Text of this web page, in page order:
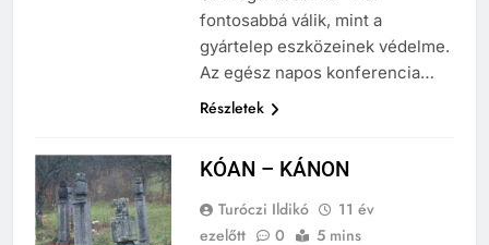
és megőrzése már-már
fontosabbá válik, mint a
gyártelep eszközeinek védelme.
Turóczi Ildikó
11 év